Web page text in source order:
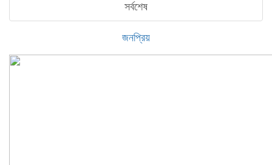
সর্বশেষ
জনপ্রিয়